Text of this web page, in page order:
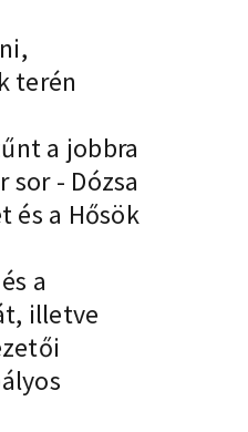
terén
a jobbra
- Dózsa
és a Hősök
a
illetve